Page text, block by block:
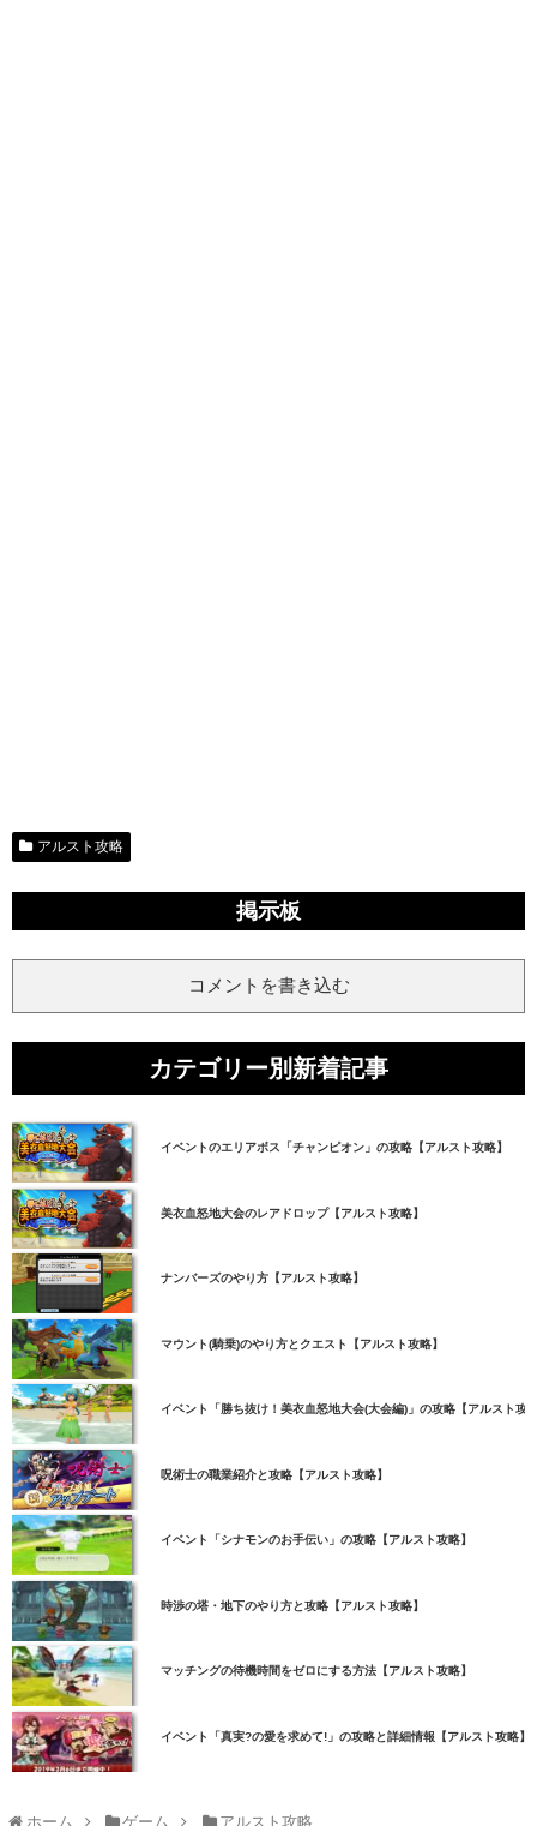
アルスト攻略
掲示板
コメントを書き込む
カテゴリー別新着記事
イベントのエリアボス「チャンピオン」の攻略【アルスト攻略】
美衣血怒地大会のレアドロップ【アルスト攻略】
ナンバーズのやり方【アルスト攻略】
マウント(騎乗)のやり方とクエスト【アルスト攻略】
イベント「勝ち抜け！美衣血怒地大会(大会編)」の攻略【アルスト攻
呪術士の職業紹介と攻略【アルスト攻略】
イベント「シナモンのお手伝い」の攻略【アルスト攻略】
時渉の塔・地下のやり方と攻略【アルスト攻略】
マッチングの待機時間をゼロにする方法【アルスト攻略】
イベント「真実?の愛を求めて!」の攻略と詳細情報【アルスト攻略】
ホーム ゲーム アルスト攻略